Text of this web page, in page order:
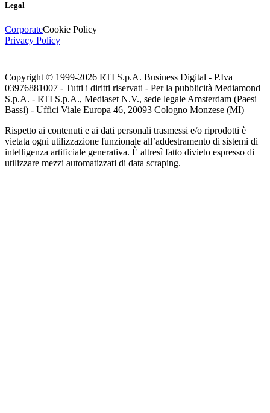
Legal
CorporateCookie Policy
Privacy Policy
Copyright © 1999-2026 RTI S.p.A. Business Digital - P.Iva
03976881007 - Tutti i diritti riservati - Per la pubblicità Mediamond
S.p.A. - RTI S.p.A., Mediaset N.V., sede legale Amsterdam (Paesi
Bassi) - Uffici Viale Europa 46, 20093 Cologno Monzese (MI)
Rispetto ai contenuti e ai dati personali trasmessi e/o riprodotti è
vietata ogni utilizzazione funzionale all’addestramento di sistemi di
intelligenza artificiale generativa. È altresì fatto divieto espresso di
utilizzare mezzi automatizzati di data scraping.